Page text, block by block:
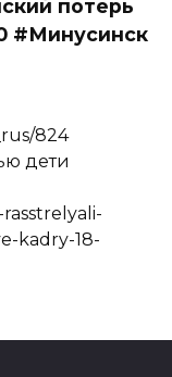
потерь
#Минусинск
824
дети
kadry-18-